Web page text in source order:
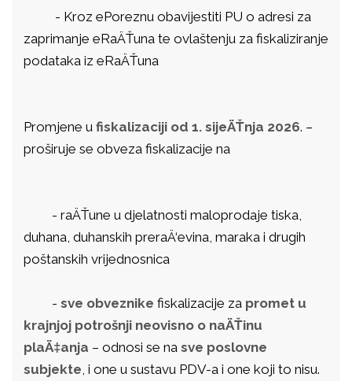
- Kroz ePoreznu obavijestiti PU o adresi za
zaprimanje eRaÄŤuna te ovlaštenju za fiskaliziranje
podataka iz eRaÄŤuna
Promjene u fiskalizaciji od 1. sijeÄŤnja 2026. –
proširuje se obveza fiskalizacije na
- raÄŤune u djelatnosti maloprodaje tiska,
duhana, duhanskih preraÄ‘evina, maraka i drugih
poštanskih vrijednosnica
- sve obveznike fiskalizacije za promet u
krajnjoj potrošnji neovisno o naÄŤinu
plaÄ‡anja – odnosi se na sve poslovne
subjekte , i one u sustavu PDV-a i one koji to nisu.